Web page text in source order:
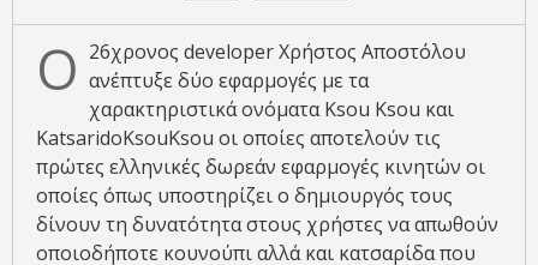
Ο 26χρονος developer Χρήστος Αποστόλου
ανέπτυξε δύο εφαρμογές με τα
χαρακτηριστικά ονόματα Ksou Ksou και
KatsaridoKsouKsou οι οποίες αποτελούν τις
πρώτες ελληνικές δωρεάν εφαρμογές κινητών οι
οποίες όπως υποστηρίζει ο δημιουργός τους
δίνουν τη δυνατότητα στους χρήστες να απωθούν
οποιοδήποτε κουνούπι αλλά και κατσαρίδα που